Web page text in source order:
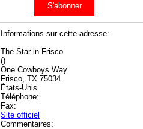
S'abonner
Informations sur cette adresse:
The Star in Frisco
()
One Cowboys Way
Frisco, TX 75034
États-Unis
Téléphone:
Fax:
Site officiel
Commentaires: